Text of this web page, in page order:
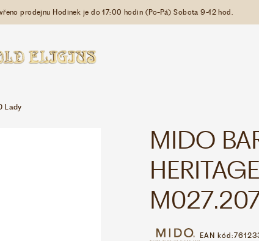
prodejnu Hodinek je do 17:00 hodin (Po-Pá) Sobota 9-12 hod.
Lady
MIDO
HERITAGE
EAN kód: